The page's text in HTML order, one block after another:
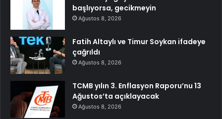
başlıyorsa, gecikmeyin
Ağustos 8, 2026
Fatih Altaylı ve Timur Soykan ifadeye
çağrıldı
Ağustos 8, 2026
TCMB yılın 3. Enflasyon Raporu’nu 13
Ağustos’ta açıklayacak
Ağustos 8, 2026